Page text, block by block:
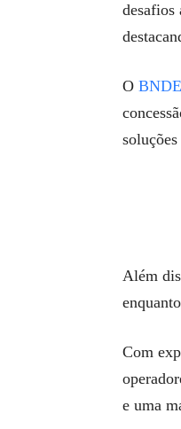
desafios
O
Além
Com
e uma